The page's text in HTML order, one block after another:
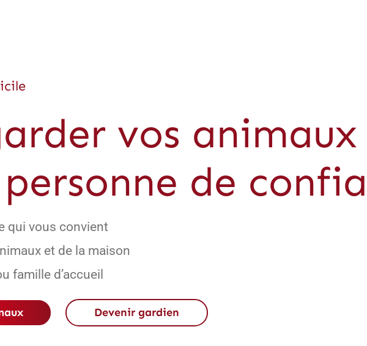
vos animaux
de
qui vous convient
et de la maison
famille d’accueil
Devenir gardien